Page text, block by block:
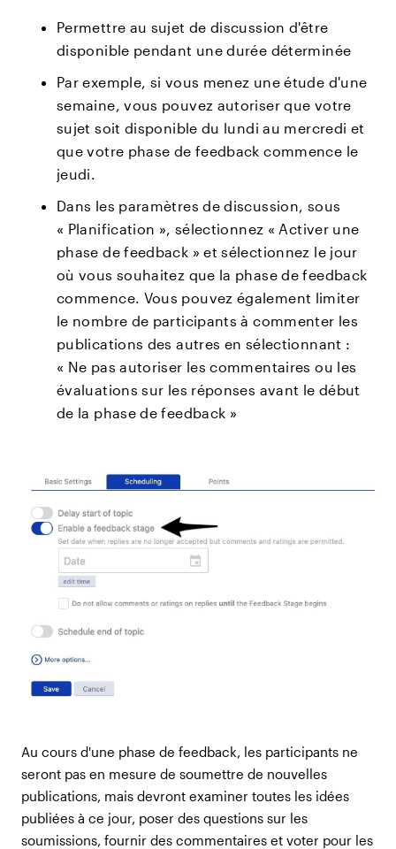
Permettre au sujet de discussion d'être
disponible pendant une durée déterminée
Par exemple, si vous menez une étude d'une
semaine, vous pouvez autoriser que votre
sujet soit disponible du lundi au mercredi et
que votre phase de feedback commence le
jeudi.
Dans les paramètres de discussion, sous
« Planification », sélectionnez « Activer une
phase de feedback » et sélectionnez le jour
où vous souhaitez que la phase de feedback
commence. Vous pouvez également limiter
le nombre de participants à commenter les
publications des autres en sélectionnant :
« Ne pas autoriser les commentaires ou les
évaluations sur les réponses avant le début
de la phase de feedback »
Au cours d'une phase de feedback, les participants ne
seront pas en mesure de soumettre de nouvelles
publications, mais devront examiner toutes les idées
publiées à ce jour, poser des questions sur les
soumissions, fournir des commentaires et voter pour les